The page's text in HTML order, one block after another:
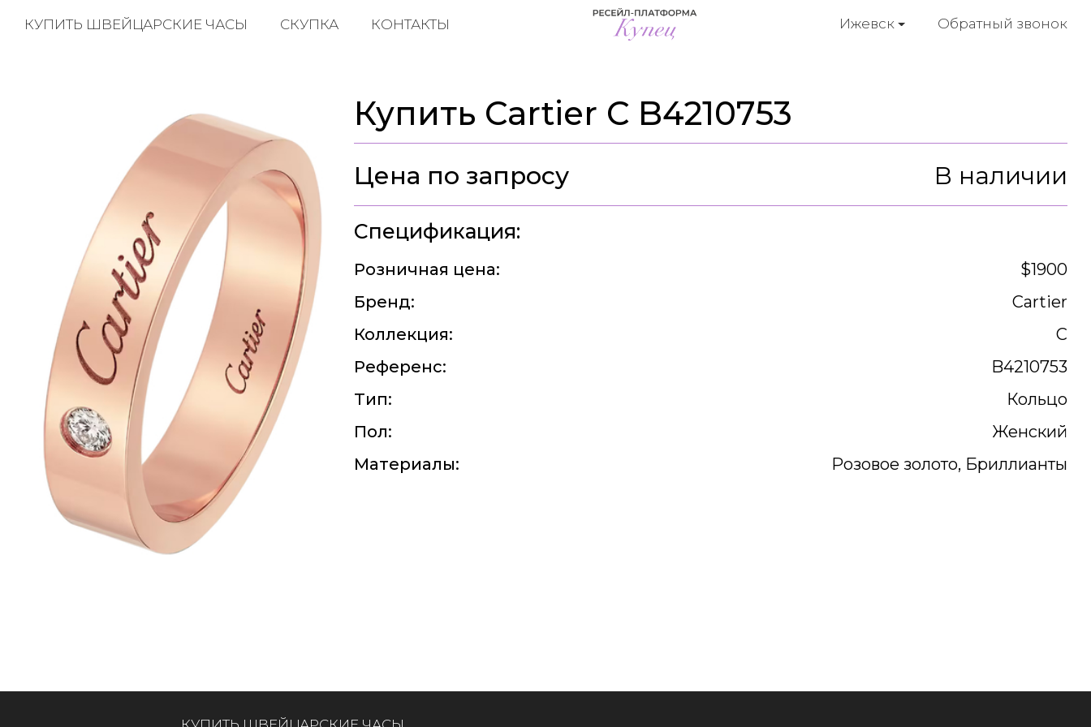
Ижевск Обратный звонок
КУПИТЬ ШВЕЙЦАРСКИЕ ЧАСЫ СКУПКА КОНТАКТЫ
Купить Cartier C B4210753
Цена по запросу В наличии
Спецификация:
Розничная цена:
$1900
Бренд:
Cartier
Коллекция:
C
Референс:
B4210753
Тип:
Кольцо
Пол:
Женский
Материалы:
Розовое золото, Бриллианты